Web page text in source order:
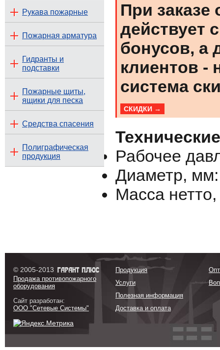
Рукава пожарные
Пожарная арматура
Гидранты и
подставки
Пожарные щиты,
ящики для песка
Средства спасения
Полиграфическая
продукция
При заказе
действует
бонусов, а
клиентов -
система
СКИДКИ →
Рабочее
Диаметр,
Масса нетто,
© 2005-2013
Продажа противопожарного
оборудования
Сайт разработан:
ООО "Сетевые Системы"
Продукция
Услуги
Полезная информация
Доставка и оплата